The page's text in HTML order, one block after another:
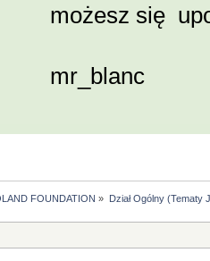
możesz się
mr_blanc
FOUNDATION » Dział Ogólny (Tematy